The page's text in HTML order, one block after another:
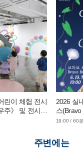
린이 체험 전시
주》 및 전시
2026 실
스
19:00 / 60
주변에는